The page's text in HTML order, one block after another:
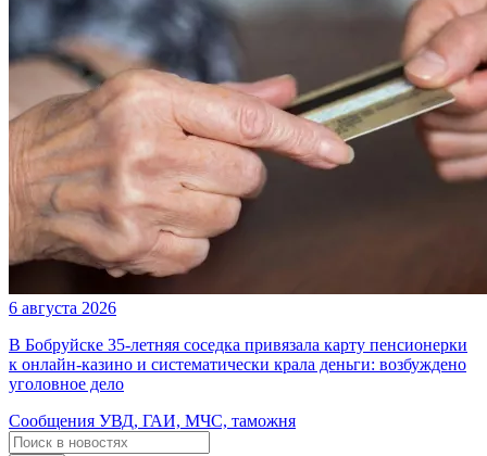
6 августа 2026
В Бобруйске 35-летняя соседка привязала карту пенсионерки
к онлайн-казино и систематически крала деньги: возбуждено
уголовное дело
Сообщения УВД, ГАИ, МЧС, таможня